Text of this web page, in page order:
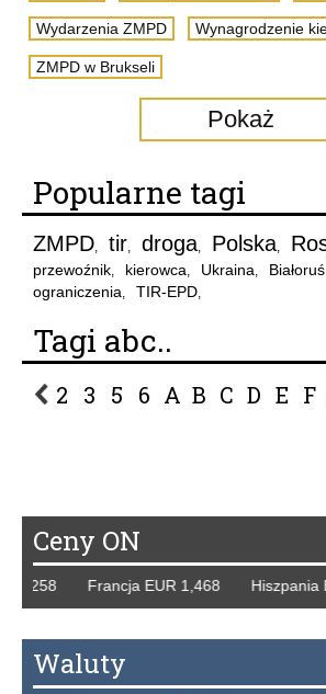
Wydarzenia ZMPD Wynagrodzenie
ZMPD w Brukseli
Pokaż
Popularne tagi
ZMPD, tir, droga, Polska,
przewoźnik, kierowca, Ukraina, Białoruś
ograniczenia, TIR-EPD,
Tagi abc..
2 3 5 6 A B C D E F
Ceny ON
Francja EUR 1,468 Hiszpania
Waluty